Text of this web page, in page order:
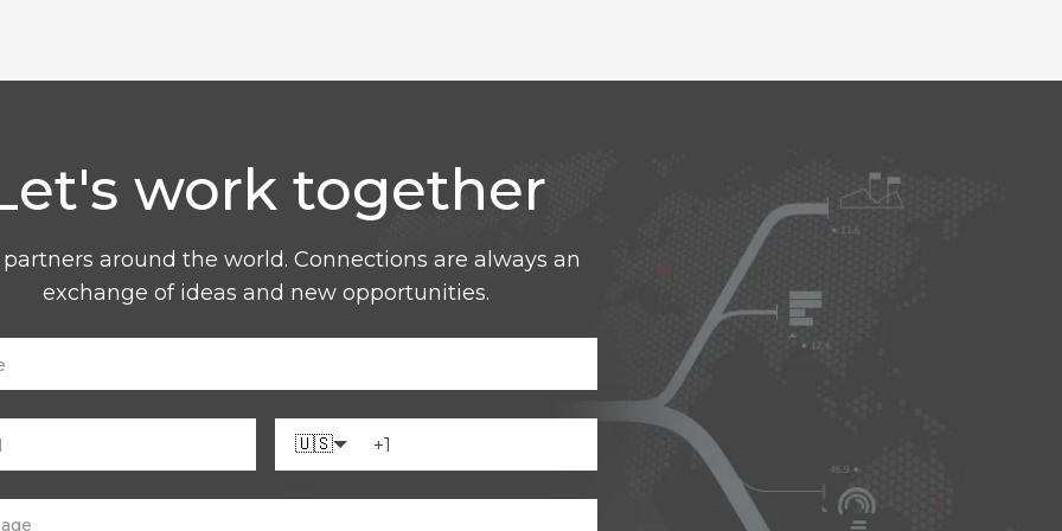
work together
around the world. Connections are always an
exchange of ideas and new opportunities.
🇺🇸